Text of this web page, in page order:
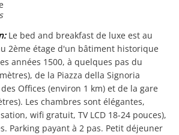
Le bed and breakfast de luxe est au
2ème étage d'un bâtiment historique
années 1500, à quelques pas du
de la Piazza della Signoria
Offices (environ 1 km) et de la gare
Les chambres sont élégantes,
wifi gratuit, TV LCD 18-24 pouces),
Parking payant à 2 pas. Petit déjeuner